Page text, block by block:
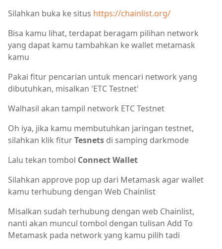
Silahkan buka ke situs https://chainlist.org/
Bisa kamu lihat, terdapat beragam pilihan network
yang dapat kamu tambahkan ke wallet metamask
kamu
Pakai fitur pencarian untuk mencari network yang
dibutuhkan, misalkan 'ETC Testnet'
Walhasil akan tampil network ETC Testnet
Oh iya, jika kamu membutuhkan jaringan testnet,
silahkan klik fiturTesnets di samping darkmode
Lalu tekan tombol Connect Wallet
Silahkan approve pop up dari Metamask agar wallet
kamu terhubung dengan Web Chainlist
Misalkan sudah terhubung dengan web Chainlist,
nanti akan muncul tombol dengan tulisan Add To
Metamask pada network yang kamu pilih tadi